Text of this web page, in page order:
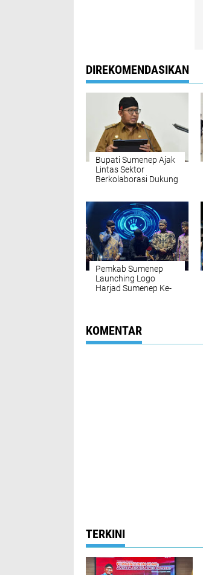
DIREKOMENDASIKAN
Bupati Sumenep Ajak
Lintas Sektor
Berkolaborasi Dukung
Pemkab Sumenep
Launching Logo
Harjad Sumenep Ke-
KOMENTAR
TERKINI